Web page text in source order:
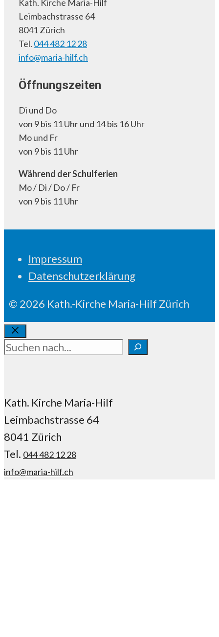
Kath. Kirche Maria-Hilf
Leimbachstrasse 64
8041 Zürich
Tel. 044 482 12 28
info@maria-hilf.ch
Öffnungszeiten
Di und Do
von 9 bis 11 Uhr und 14 bis 16 Uhr
Mo und Fr
von 9 bis 11 Uhr
Während der Schulferien
Mo / Di / Do / Fr
von 9 bis 11 Uhr
Impressum
Datenschutzerklärung
© 2026 Kath.-Kirche Maria-Hilf Zürich
Schliessen
Suchen
Kath. Kirche Maria-Hilf
Leimbachstrasse 64
8041 Zürich
Tel. 044 482 12 28
info@maria-hilf.ch